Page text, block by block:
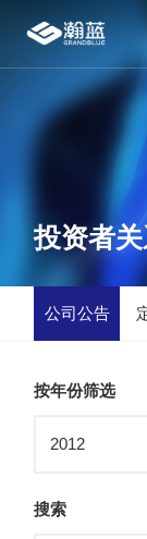
投资者
公司公告
按年份筛选
2012
搜索